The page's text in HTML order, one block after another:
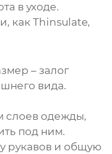
в уходе.
как Thinsulate,
– залог
вида.
слоев одежды,
под ним.
рукавов и общую